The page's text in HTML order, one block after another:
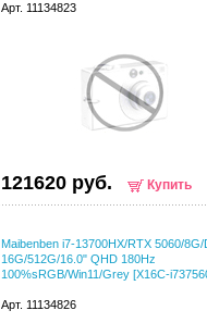
Арт. 11134823
121620 руб. Купить
Maibenben i7-13700HX/RTX 5060/8G/
16G/512G/16.0" QHD 180Hz
100%sRGB/Win11/Grey [X16C-
Арт. 11134826